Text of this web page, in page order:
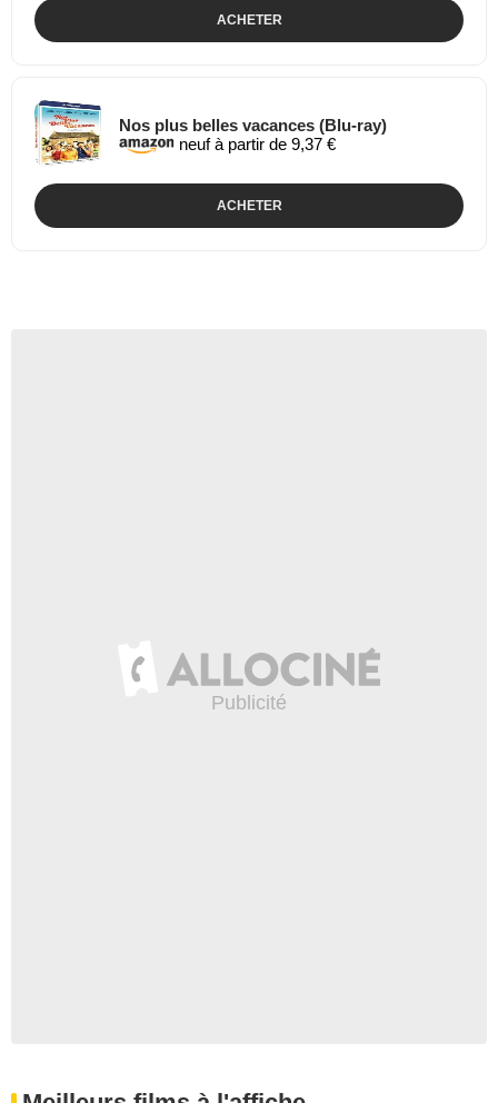
ACHETER
Nos plus belles vacances (Blu-ray)
neuf à partir de 9,37 €
ACHETER